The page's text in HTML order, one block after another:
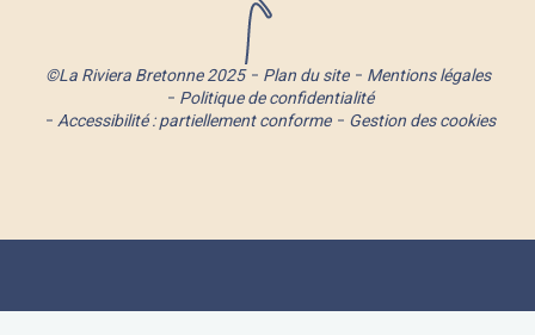
©La Riviera Bretonne 2025 Plan du site
Mentions légales
Politique de confidentialité
Accessibilité : partiellement conforme
Gestion des cookies